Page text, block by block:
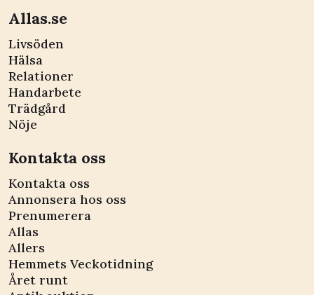
Allas.se
Livsöden
Hälsa
Relationer
Handarbete
Trädgård
Nöje
Kontakta oss
Kontakta oss
Annonsera hos oss
Prenumerera
Allas
Allers
Hemmets Veckotidning
Året runt